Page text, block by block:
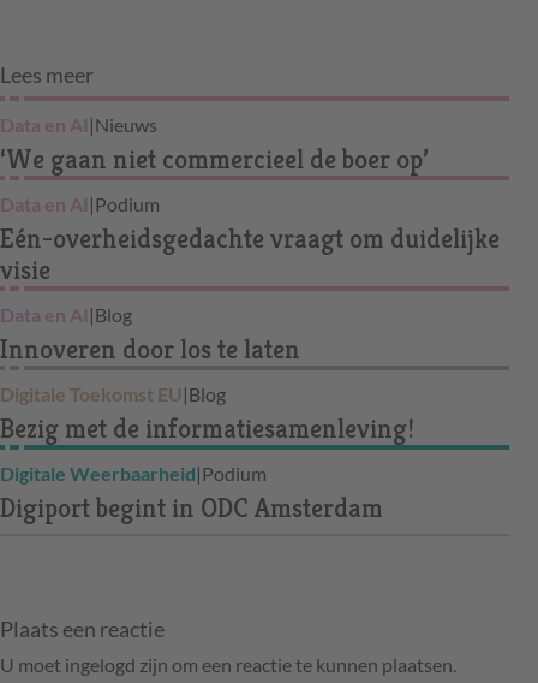
Lees meer
Data en AI |Nieuws
‘We gaan niet commercieel de boer op’
Data en AI |Podium
Eén-overheidsgedachte vraagt om duidelijke
visie
Data en AI |Blog
Innoveren door los te laten
Digitale Toekomst EU |Blog
Bezig met de informatiesamenleving!
Digitale Weerbaarheid|Podium
Digiport begint in ODC Amsterdam
Plaats een reactie
U moet ingelogd zijn om een reactie te kunnen plaatsen.